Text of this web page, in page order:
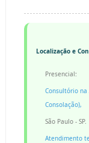
Localização e
Presencial:
Consultório na
Consolação),
São Paulo - SP.
Atendimento